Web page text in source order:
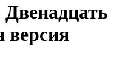
версия